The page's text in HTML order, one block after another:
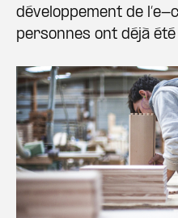
développement de l’e-
personnes ont déjà